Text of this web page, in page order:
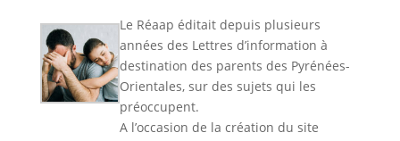
Le Réaap éditait depuis plusieurs
années des Lettres d’information à
destination des parents des Pyrénées-
Orientales, sur des sujets qui les
préoccupent.
A l’occasion de la création du site